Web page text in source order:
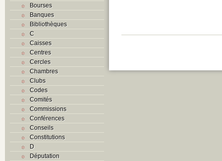
Bourses
Banques
Bibliothèques
C
Caisses
Centres
Cercles
Chambres
Clubs
Codes
Comités
Commissions
Conférences
Conseils
Constitutions
D
Députation